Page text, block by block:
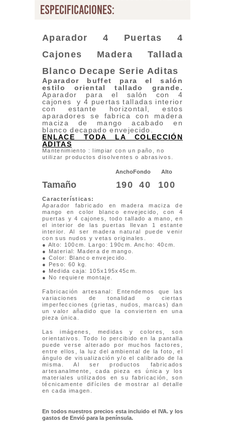
especificaciones:
Aparador 4 Puertas 4
Cajones Madera Tallada
Blanco Decape Serie Aditas
Aparador buffet para el salón
estilo oriental tallado grande.
Aparador para el salón con 4
cajones y 4 puertas talladas interior
con estante horizontal, estos
aparadores se fabrica con madera
maciza de mango acabado en
blanco decapado envejecido.
ENLACE TODA LA COLECCIÓN
ADITAS
Mantenimiento : limpiar con un paño, no
utilizar productos disolventes o abrasivos.
AnchoFondo Alto
Tamaño 190 40 100
Características:
Aparador fabricado en madera maciza de
mango en color blanco envejecido, con 4
puertas y 4 cajones, todo tallado a mano, en
el interior de las puertas llevan 1 estante
interior. Al ser madera natural puede venir
con sus nudos y vetas originales.
● Alto: 100cm. Largo: 190cm. Ancho: 40cm.
● Material: Madera de mango.
● Color: Blanco envejecido.
● Peso: 60 kg.
● Medida caja: 105x195x45cm.
● No requiere montaje.
Fabricación artesanal: Entendemos que las
variaciones de tonalidad o ciertas
imperfecciones (grietas, nudos, marcas) dan
un valor añadido que la convierten en una
pieza única.
Las imágenes, medidas y colores, son
orientativos. Todo lo percibido en la pantalla
puede verse alterado por muchos factores,
entre ellos, la luz del ambiental de la foto, el
ángulo de visualización y/o el calibrado de la
misma. Al ser productos fabricados
artesanalmente, cada pieza es única y los
materiales utilizados en su fabricación, son
técnicamente difíciles de mostrar al detalle
en cada imagen.
En todos nuestros precios esta incluido el IVA. y los
gastos de Envió para la península.